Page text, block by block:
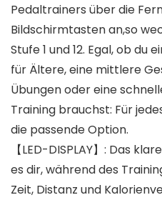
Pedaltrainers über die
Bildschirmtasten an,so
Stufe 1 und 12. Egal, ob du
für Ältere, eine mittlere
Übungen oder eine
Training brauchst: Für
die passende Option.
【LED-DISPLAY】: Das
es dir, während des
Zeit, Distanz und